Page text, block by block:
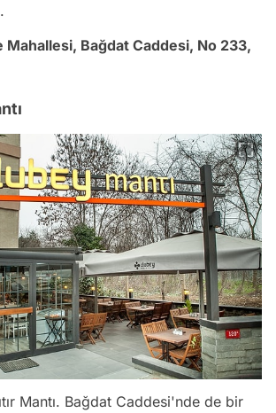
Mahallesi, Bağdat Caddesi, No 233,
Mantı. Bağdat Caddesi'nde de bir